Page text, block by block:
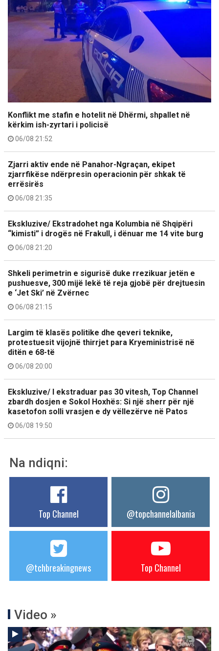
Konflikt me stafin e hotelit në Dhërmi, shpallet në
kërkim ish-zyrtari i policisë
06/08 21:52
Zjarri aktiv ende në Panahor-Ngraçan, ekipet
zjarrfikëse ndërpresin operacionin për shkak të
errësirës
06/08 21:35
Ekskluzive/ Ekstradohet nga Kolumbia në Shqipëri
“kimisti” i drogës në Frakull, i dënuar me 14 vite burg
06/08 21:20
Shkeli perimetrin e sigurisë duke rrezikuar jetën e
pushuesve, 300 mijë lekë të reja gjobë për drejtuesin
e ‘Jet Ski’ në Zvërnec
06/08 21:15
Largim të klasës politike dhe qeveri teknike,
protestuesit vijojnë thirrjet para Kryeministrisë në
ditën e 68-të
06/08 20:00
Ekskluzive/ I ekstraduar pas 30 vitesh, Top Channel
zbardh dosjen e Sokol Hoxhës: Si një sherr për një
kasetofon solli vrasjen e dy vëllezërve në Patos
06/08 19:50
Na ndiqni:
Top Channel @topchannelalbania
@tchbreakingnews Top Channel
Video »